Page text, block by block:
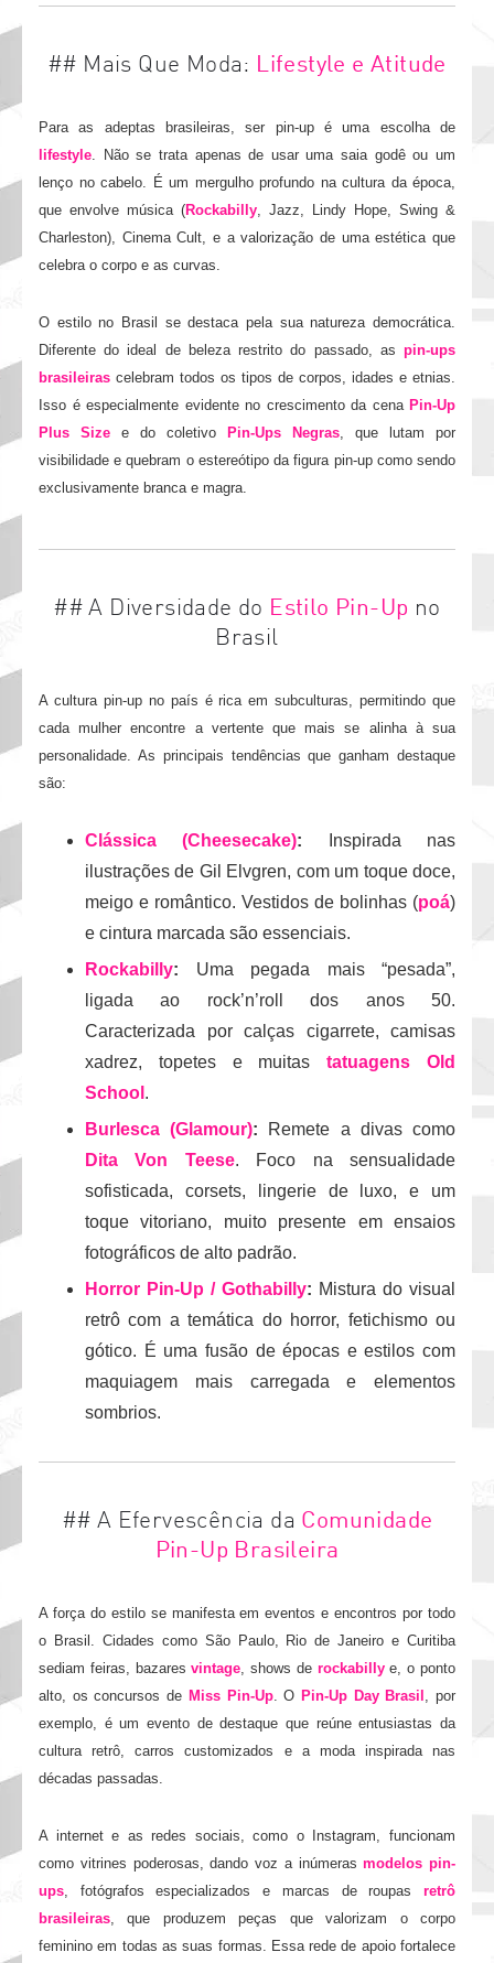
## Mais Que Moda: Lifestyle e Atitude
Para as adeptas brasileiras, ser pin-up é uma escolha de
lifestyle. Não se trata apenas de usar uma saia godê ou um
lenço no cabelo. É um mergulho profundo na cultura da época,
que envolve música (Rockabilly, Jazz, Lindy Hope, Swing &
Charleston), Cinema Cult, e a valorização de uma estética que
celebra o corpo e as curvas.
O estilo no Brasil se destaca pela sua natureza democrática.
Diferente do ideal de beleza restrito do passado, as pin-ups
brasileiras celebram todos os tipos de corpos, idades e etnias.
Isso é especialmente evidente no crescimento da cena Pin-Up
Plus Size e do coletivo Pin-Ups Negras , que lutam por
visibilidade e quebram o estereótipo da figura pin-up como sendo
exclusivamente branca e magra.
## A Diversidade do Estilo Pin-Up no
Brasil
A cultura pin-up no país é rica em subculturas, permitindo que
cada mulher encontre a vertente que mais se alinha à sua
personalidade. As principais tendências que ganham destaque
são:
Clássica (Cheesecake): Inspirada nas
ilustrações de Gil Elvgren, com um toque doce,
meigo e romântico. Vestidos de bolinhas (poá)
e cintura marcada são essenciais.
Rockabilly: Uma pegada mais “pesada”,
ligada ao rock’n’roll dos anos 50.
Caracterizada por calças cigarrete, camisas
xadrez, topetes e muitastatuagens Old
School .
Burlesca (Glamour): Remete a divas como
Dita Von Teese. Foco na sensualidade
sofisticada, corsets, lingerie de luxo, e um
toque vitoriano, muito presente em ensaios
fotográficos de alto padrão.
Horror Pin-Up / Gothabilly: Mistura do visual
retrô com a temática do horror, fetichismo ou
gótico. É uma fusão de épocas e estilos com
maquiagem mais carregada e elementos
sombrios.
## A Efervescência da Comunidade
Pin-Up Brasileira
A força do estilo se manifesta em eventos e encontros por todo
o Brasil. Cidades como São Paulo, Rio de Janeiro e Curitiba
sediam feiras, bazaresvintage, shows de rockabillye, o ponto
alto, os concursos de Miss Pin-Up. O Pin-Up Day Brasil , por
exemplo, é um evento de destaque que reúne entusiastas da
cultura retrô, carros customizados e a moda inspirada nas
décadas passadas.
A internet e as redes sociais, como o Instagram, funcionam
como vitrines poderosas, dando voz a inúmerasmodelos pin-
ups , fotógrafos especializados e marcas de roupas retrô
brasileiras , que produzem peças que valorizam o corpo
feminino em todas as suas formas. Essa rede de apoio fortalece